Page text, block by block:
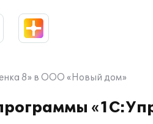
8» в ООО «Новый дом»